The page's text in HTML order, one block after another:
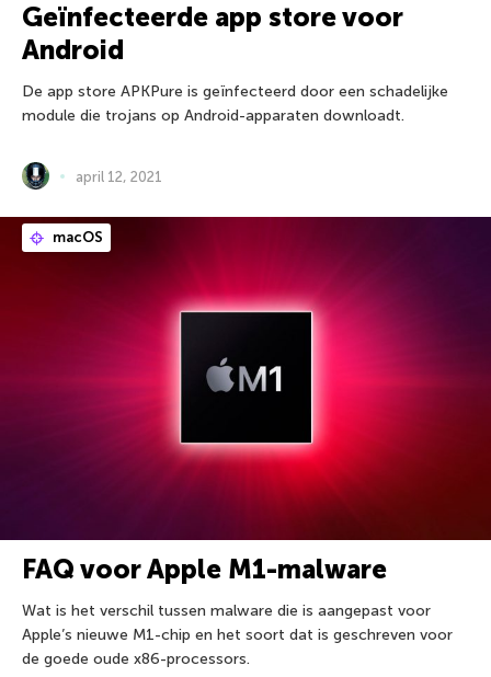
Geïnfecteerde app store voor
Android
De app store APKPure is geïnfecteerd door een schadelijke
module die trojans op Android-apparaten downloadt.
april 12, 2021
macOS
FAQ voor Apple M1-malware
Wat is het verschil tussen malware die is aangepast voor
Apple’s nieuwe M1-chip en het soort dat is geschreven voor
de goede oude x86-processors.